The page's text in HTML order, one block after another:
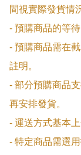
間視實際發貨情
- 預購商品的等
- 預購商品需在
註明。
- 部分預購商品
再安排發貨。
- 運送方式基本
- 特定商品需選